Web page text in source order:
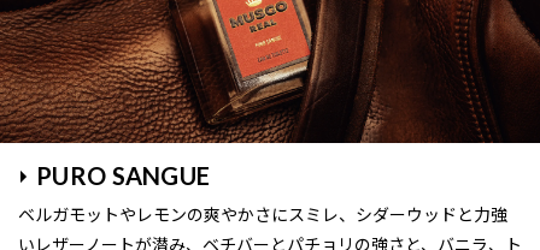
PURO SANGUE
ベルガモットやレモンの爽やかさにスミレ、シダーウッドと力強
いレザーノートが潜み、ベチバーとパチョリの強さと、バニラ、ト